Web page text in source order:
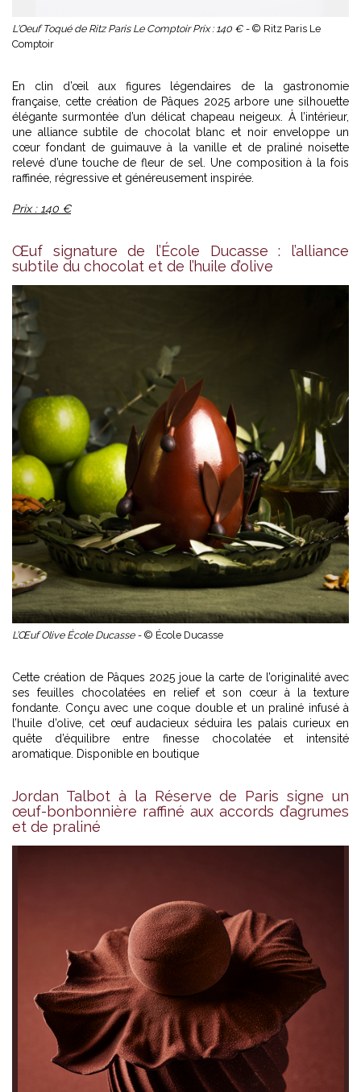
L'Oeuf Toqué de Ritz Paris Le Comptoir Prix : 140 € - © Ritz Paris Le
Comptoir
En clin d’œil aux figures légendaires de la gastronomie
française, cette création de Pâques 2025 arbore une silhouette
élégante surmontée d’un délicat chapeau neigeux. À l’intérieur,
une alliance subtile de chocolat blanc et noir enveloppe un
cœur fondant de guimauve à la vanille et de praliné noisette
relevé d’une touche de fleur de sel. Une composition à la fois
raffinée, régressive et généreusement inspirée.
Prix : 140 €
Œuf signature de l’École Ducasse : l’alliance
subtile du chocolat et de l’huile d’olive
L’Œuf Olive École Ducasse - © École Ducasse
Cette création de Pâques 2025 joue la carte de l’originalité avec
ses feuilles chocolatées en relief et son cœur à la texture
fondante. Conçu avec une coque double et un praliné infusé à
l’huile d’olive, cet œuf audacieux séduira les palais curieux en
quête d’équilibre entre finesse chocolatée et intensité
aromatique. Disponible en boutique
Jordan Talbot à la Réserve de Paris signe un
œuf-bonbonnière raffiné aux accords d’agrumes
et de praliné